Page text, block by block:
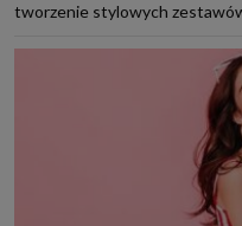
tworzenie stylowych